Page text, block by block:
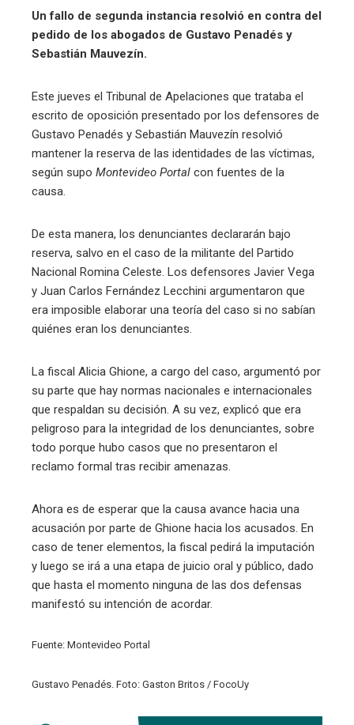
Un fallo de segunda instancia resolvió en contra del
pedido de los abogados de Gustavo Penadés y
Sebastián Mauvezín.
Este jueves el Tribunal de Apelaciones que trataba el
escrito de oposición presentado por los defensores de
Gustavo Penadés y Sebastián Mauvezín resolvió
mantener la reserva de las identidades de las víctimas,
según supo Montevideo Portal con fuentes de la
causa.
De esta manera, los denunciantes declararán bajo
reserva, salvo en el caso de la militante del Partido
Nacional Romina Celeste. Los defensores Javier Vega
y Juan Carlos Fernández Lecchini argumentaron que
era imposible elaborar una teoría del caso si no sabían
quiénes eran los denunciantes.
La fiscal Alicia Ghione, a cargo del caso, argumentó por
su parte que hay normas nacionales e internacionales
que respaldan su decisión. A su vez, explicó que era
peligroso para la integridad de los denunciantes, sobre
todo porque hubo casos que no presentaron el
reclamo formal tras recibir amenazas.
Ahora es de esperar que la causa avance hacia una
acusación por parte de Ghione hacia los acusados. En
caso de tener elementos, la fiscal pedirá la imputación
y luego se irá a una etapa de juicio oral y público, dado
que hasta el momento ninguna de las dos defensas
manifestó su intención de acordar.
Fuente: Montevideo Portal
Gustavo Penadés. Foto: Gaston Britos / FocoUy